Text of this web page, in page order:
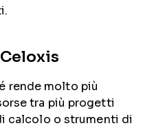
rende molto più
tra più progetti
calcolo o strumenti di